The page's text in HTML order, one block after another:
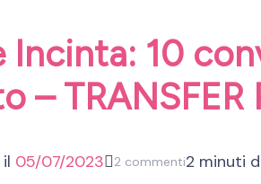
Incinta: 10
– TRANSFER
05/07/2023 2 commentisu
2 minuti